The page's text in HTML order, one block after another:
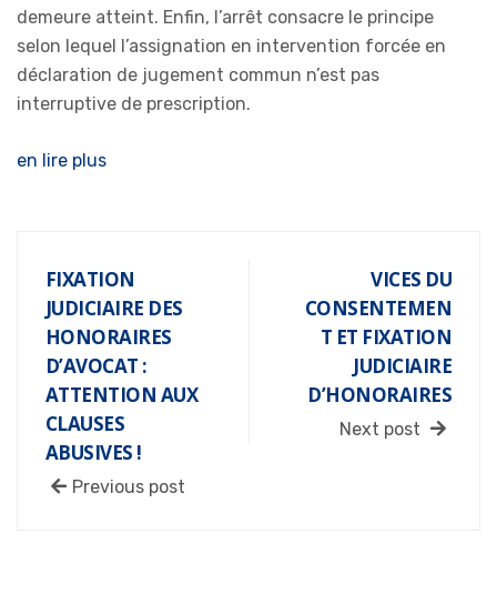
demeure atteint. Enfin, l’arrêt consacre le principe
selon lequel l’assignation en intervention forcée en
déclaration de jugement commun n’est pas
interruptive de prescription.
en lire plus
FIXATION
JUDICIAIRE DES
HONORAIRES
D’AVOCAT :
ATTENTION AUX
CLAUSES
ABUSIVES !
Previous post
VICES DU
CONSENTEMEN
T ET FIXATION
JUDICIAIRE
D’HONORAIRES
Next post